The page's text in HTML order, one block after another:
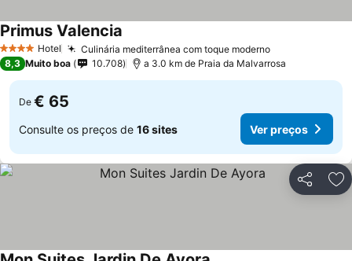
4 EstrelasHotel Culinária mediterrânea com toque moderno
Primus Valencia
8,3 Muito boa 10.708 a 3.0 km de Praia da Malvarrosa
De € 65
Consulte os preços de 16 sites Ver preços
Partilhar